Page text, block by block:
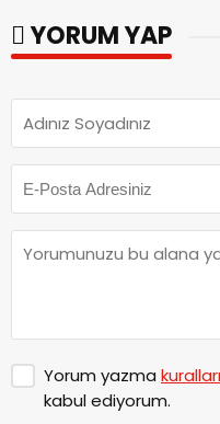
YORUM YAP
Yorum yazma
kabul ediyorum.